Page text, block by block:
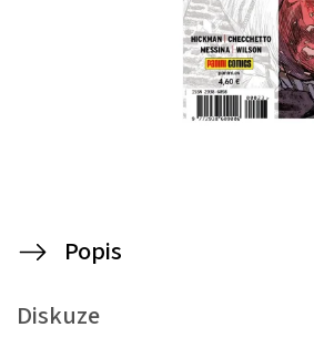
Popis
Diskuze